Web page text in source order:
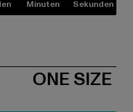
Minuten Sekunden
ONE SIZE